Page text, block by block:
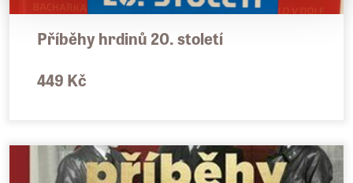
Příběhy hrdinů 20. století
449 Kč